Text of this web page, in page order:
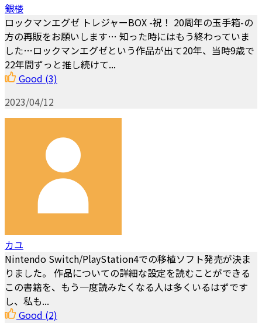
銀楼
ロックマンエグゼ トレジャーBOX -祝！ 20周年の玉手箱-の
方の再販をお願いします… 知った時にはもう終わっていま
した…ロックマンエグゼという作品が出て20年、当時9歳で
22年間ずっと推し続けて...
Good (3)
2023/04/12
カユ
Nintendo Switch/PlayStation4での移植ソフト発売が決ま
りました。 作品についての詳細な設定を読むことができる
この書籍を、もう一度読みたくなる人は多くいるはずです
し、私も...
Good (2)